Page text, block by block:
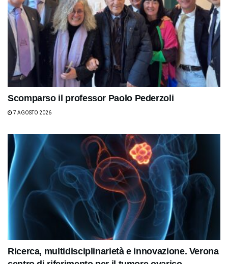
Scomparso il professor Paolo Pederzoli
7 AGOSTO 2026
Ricerca, multidisciplinarietà e innovazione. Verona